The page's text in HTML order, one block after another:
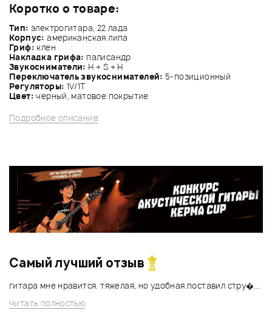
Коротко о товаре:
Тип: электрогитара, 22 лада
Корпус:американская липа
Гриф: клен
Накладка грифа: палисандр
Звукосниматели: H + S + H
Переключатель звукоснимателей:5-позиционный
Регуляторы: 1V/1Т
Цвет:черный, матовое покрытие
Подробное описание
Самый лучший отзыв
гитара мне нравится. тяжелая, но удобная.поставил стру�...
Читать полностью